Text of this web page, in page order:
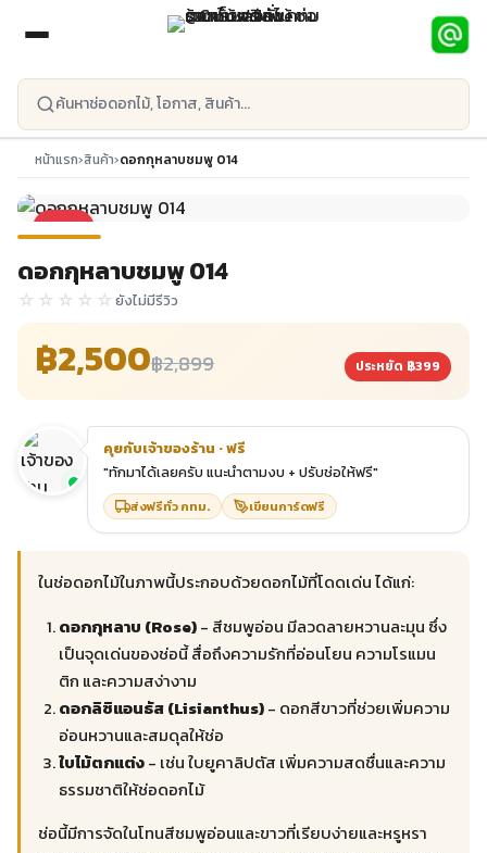
หน้าแรก›สินค้า›ดอกกุหลาบชมพู 014
-14%
ดอกกุหลาบชมพู 014
☆☆☆☆☆ ยังไม่มีรีวิว
฿2,500฿2,899 ประหยัด ฿399
คุยกับเจ้าของร้าน · ฟรี
"ทักมาได้เลยครับ แนะนำตามงบ + ปรับช่อให้ฟรี"
ส่งฟรีทั่ว กทม. เขียนการ์ดฟรี
ในช่อดอกไม้ในภาพนี้ประกอบด้วยดอกไม้ที่โดดเด่น ได้แก่:
ดอกกุหลาบ (Rose)- สีชมพูอ่อน มีลวดลายหวานละมุน ซึ่ง
เป็นจุดเด่นของช่อนี้ สื่อถึงความรักที่อ่อนโยน ความโรแมน
ติก และความสง่างาม
ดอกลิซิแอนธัส (Lisianthus)- ดอกสีขาวที่ช่วยเพิ่มความ
อ่อนหวานและสมดุลให้ช่อ
ใบไม้ตกแต่ง- เช่น ใบยูคาลิปตัส เพิ่มความสดชื่นและความ
ธรรมชาติให้ช่อดอกไม้
ช่อนี้มีการจัดในโทนสีชมพูอ่อนและขาวที่เรียบง่ายและหรูหรา